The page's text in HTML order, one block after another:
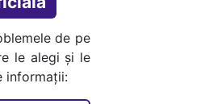
de pe
le alegi și le
informații: